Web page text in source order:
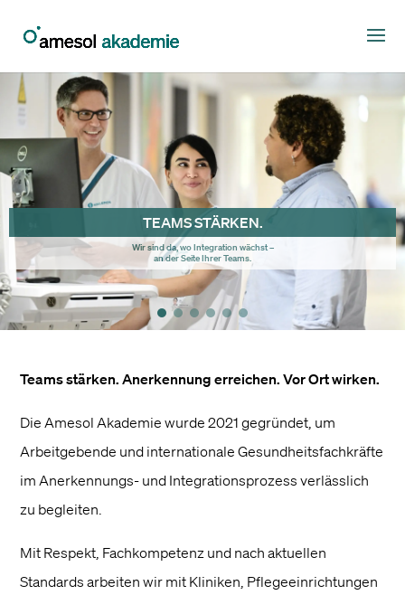
TEAMS STÄRKEN.
Wir sind da, wo Integration wächst –
an der Seite Ihrer Teams.
Teams stärken. Anerkennung erreichen. Vor Ort wirken.
Die Amesol Akademie wurde 2021 gegründet, um
Arbeitgebende und internationale Gesundheitsfachkräfte
im Anerkennungs- und Integrationsprozess verlässlich
zu begleiten.
Mit Respekt, Fachkompetenz und nach aktuellen
Standards arbeiten wir mit Kliniken, Pflegeeinrichtungen